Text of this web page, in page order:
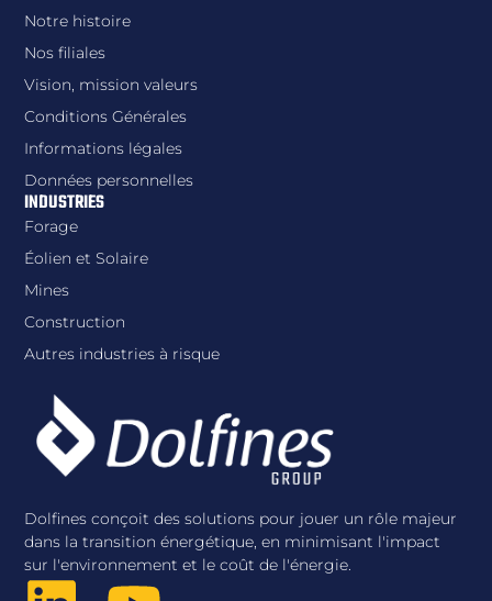
Dolfines conçoit des solutions pour jouer un rôle majeur
dans la transition énergétique, en minimisant l'impact
sur l'environnement et le coût de l'énergie.
Notre histoire
Nos filiales
Vision, mission valeurs
Conditions Générales
Informations légales
Données personnelles
INDUSTRIES
Forage
Éolien et Solaire
Mines
Construction
Autres industries à risque